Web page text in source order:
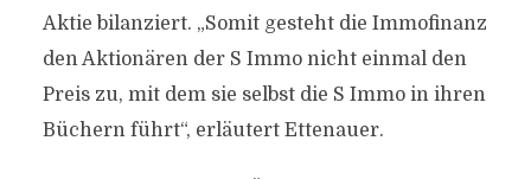
Aktie bilanziert. „Somit gesteht die Immofinanz
den Aktionären der S Immo nicht einmal den
Preis zu, mit dem sie selbst die S Immo in ihren
Büchern führt“, erläutert Ettenauer.